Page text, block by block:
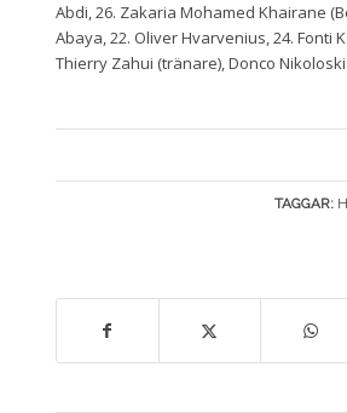
Abdi, 26. Zakaria Mohamed Khairane
Abaya, 22. Oliver Hvarvenius, 24. Fonti
Thierry Zahui (tränare), Donco
TAGGAR: